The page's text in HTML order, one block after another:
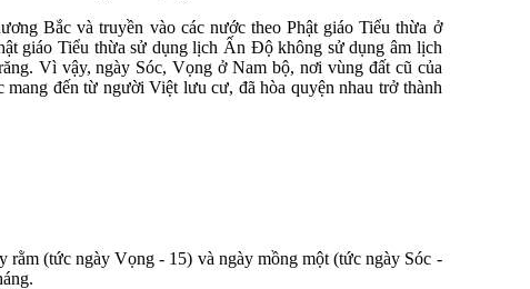
Bắc và truyền vào các nước theo Phật giáo Tiểu thừa ở
giáo Tiểu thừa sử dụng lịch Ấn Độ không sử dụng âm lịch
Vì vậy, ngày Sóc, Vọng ở Nam bộ, nơi vùng đất cũ của
đến từ người Việt lưu cư, đã hòa quyện nhau trở thành
(tức ngày Vọng - 15) và ngày mồng một (tức ngày Sóc -